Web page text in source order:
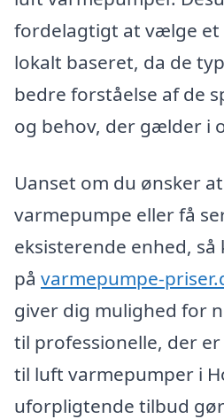
fordelagtigt at vælge et
lokalt baseret, da de
bedre forståelse af de
og behov, der gælder i
Uanset om du ønsker
varmepumpe eller få
eksisterende enhed,
på varmepumpe-
giver dig mulighed for
til professionelle, der
til luft varmepumper i
uforpligtende tilbud